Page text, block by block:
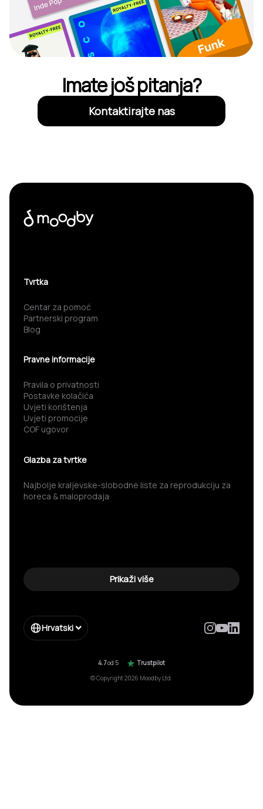
Imate još pitanja?
Kontaktirajte nas
Tvrtka
Centar za pomoć
Partnerski program
Blog
Pravne informacije
Pravila o privatnosti
Postavke kolačića
Uvjeti korištenja
Uvjeti promocije
COF ugovor
Glazba za tvrtke
Najbolje kraljevske-slobodne liste za reprodukciju za
horeca & maloprodaja
Prikaži više
Hrvatski
4.7od 5
Trustpilot
© Copyright 2026 Moodby Ltd.